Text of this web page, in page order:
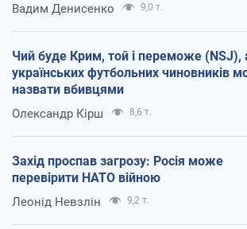
Вадим Денисенко 9,0 т.
Чий буде Крим, той і переможе (NSJ),
українських футбольних чиновників
назвати вбивцями
Олександр Кірш 8,6 т.
Захід проспав загрозу: Росія може
перевірити НАТО війною
Леонід Невзлін 9,2 т.